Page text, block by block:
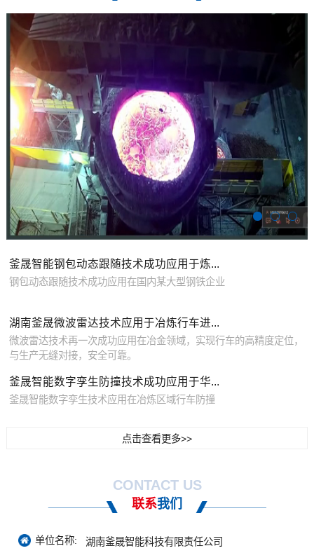
釜晟智能钢包动态跟随技术成功应用于炼...
钢包动态跟随技术成功应用在国内某大型钢铁企业
湖南釜晟微波雷达技术应用于冶炼行车进...
微波雷达技术再一次成功应用在冶金领域，实现行车的高精度定位，
与生产无缝对接，安全可靠。
釜晟智能数字孪生防撞技术成功应用于华...
釜晟智能数字孪生技术应用在冶炼区域行车防撞
点击查看更多>>
CONTACT US
联系我们
单位名称: 湖南釜晟智能科技有限责任公司